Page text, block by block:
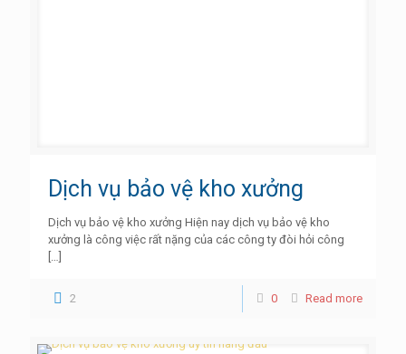
Dịch vụ bảo vệ kho xưởng
Dịch vụ bảo vệ kho xưởng Hiện nay dịch vụ bảo vệ kho
xưởng là công việc rất nặng của các công ty đòi hỏi công
[…]
2 0 Read more